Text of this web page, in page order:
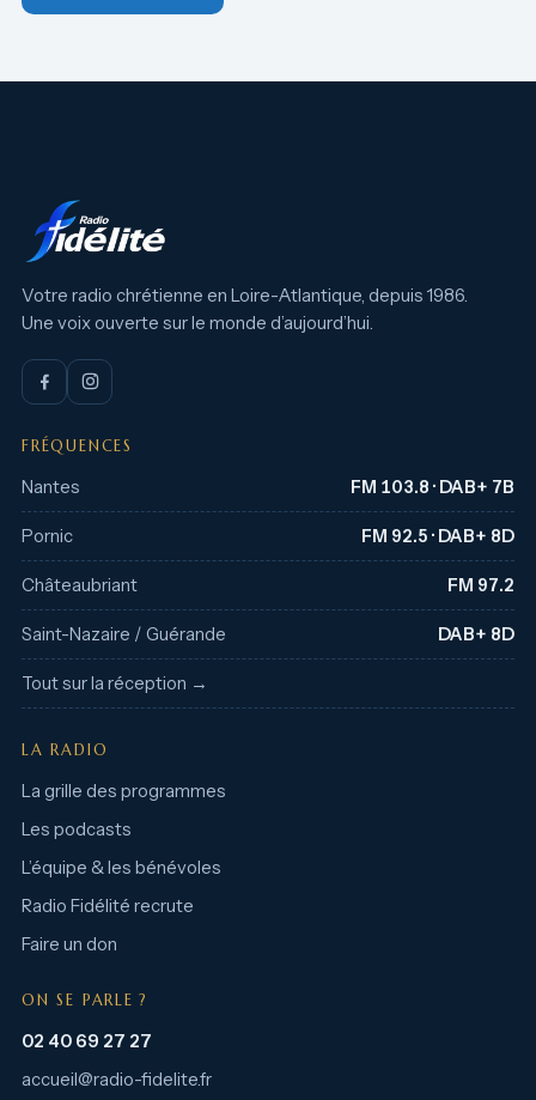
Votre radio chrétienne en Loire-Atlantique, depuis 1986.
Une voix ouverte sur le monde d’aujourd’hui.
FRÉQUENCES
Nantes FM 103.8 · DAB+ 7B
Pornic FM 92.5 · DAB+ 8D
Châteaubriant FM 97.2
Saint-Nazaire / Guérande DAB+ 8D
Tout sur la réception →
LA RADIO
La grille des programmes
Les podcasts
L’équipe & les bénévoles
Radio Fidélité recrute
Faire un don
ON SE PARLE ?
02 40 69 27 27
accueil@radio-fidelite.fr